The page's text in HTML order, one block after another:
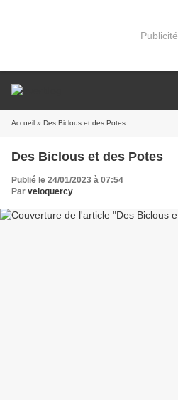
Publicité
Accueil » Des Biclous et des Potes
Des Biclous et des Potes
Publié le 24/01/2023 à 07:54
Par veloquercy